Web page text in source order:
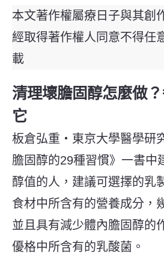
本文著作權屬療日子與其創
經取得著作權人同意不得任
載
清理壞膽固醇怎麼做
它
板倉弘重・東京大學醫學研
膽固醇的29種習慣》一書中
醇值的人，建議可選擇的乳
食材中所含有的營養成分，
並且具有減少體內膽固醇的
優格中所含有的乳酸菌。